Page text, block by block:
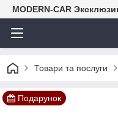
MODERN-CAR
Товари та послуги
Подарунок